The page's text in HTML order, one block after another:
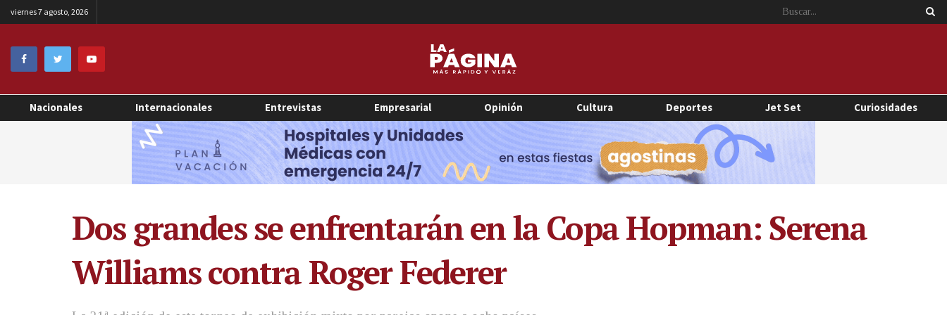
viernes 7 agosto, 2026
Nacionales Internacionales Entrevistas Empresarial Opinión Cultura Deportes Jet Set Curiosidades
Dos grandes se enfrentarán en la Copa Hopman: Serena
Williams contra Roger Federer